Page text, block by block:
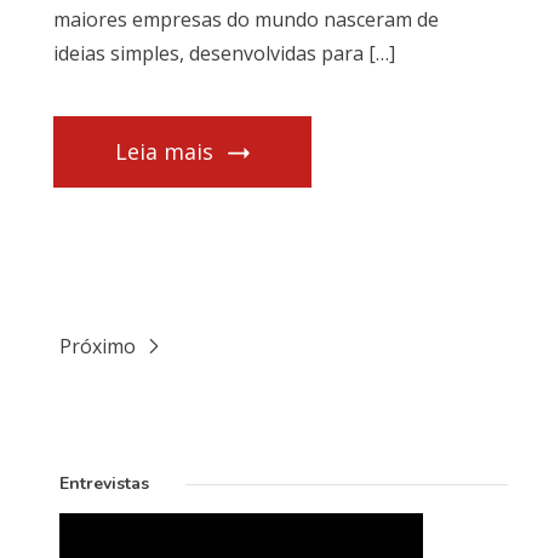
maiores empresas do mundo nasceram de
ideias simples, desenvolvidas para […]
Leia mais
Próximo
Entrevistas